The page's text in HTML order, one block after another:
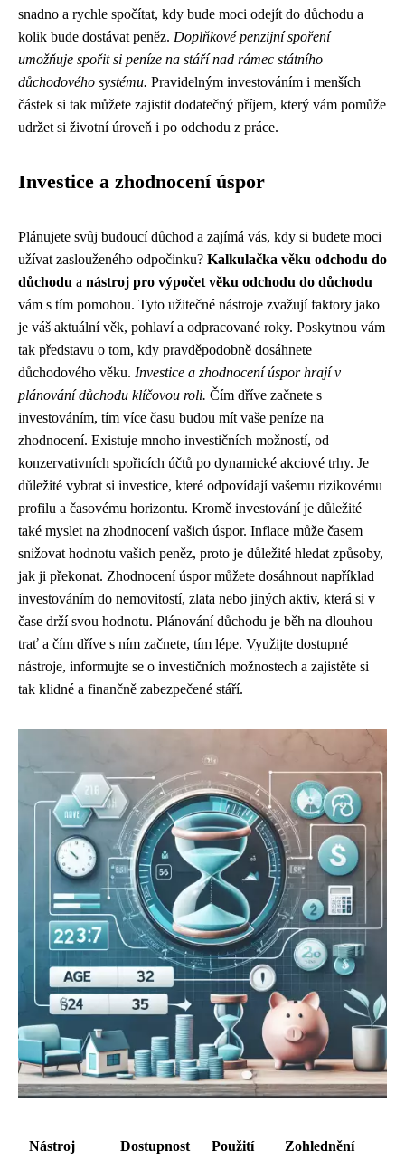
snadno a rychle spočítat, kdy bude moci odejít do důchodu a
kolik bude dostávat peněz. Doplňkové penzijní spoření
umožňuje spořit si peníze na stáří nad rámec státního
důchodového systému. Pravidelným investováním i menších
částek si tak můžete zajistit dodatečný příjem, který vám pomůže
udržet si životní úroveň i po odchodu z práce.
Investice a zhodnocení úspor
Plánujete svůj budoucí důchod a zajímá vás, kdy si budete moci
užívat zaslouženého odpočinku? Kalkulačka věku odchodu do
důchodu a nástroj pro výpočet věku odchodu do důchodu
vám s tím pomohou. Tyto užitečné nástroje zvažují faktory jako
je váš aktuální věk, pohlaví a odpracované roky. Poskytnou vám
tak představu o tom, kdy pravděpodobně dosáhnete
důchodového věku. Investice a zhodnocení úspor hrají v
plánování důchodu klíčovou roli. Čím dříve začnete s
investováním, tím více času budou mít vaše peníze na
zhodnocení. Existuje mnoho investičních možností, od
konzervativních spořicích účtů po dynamické akciové trhy. Je
důležité vybrat si investice, které odpovídají vašemu rizikovému
profilu a časovému horizontu. Kromě investování je důležité
také myslet na zhodnocení vašich úspor. Inflace může časem
snižovat hodnotu vašich peněz, proto je důležité hledat způsoby,
jak ji překonat. Zhodnocení úspor můžete dosáhnout například
investováním do nemovitostí, zlata nebo jiných aktiv, která si v
čase drží svou hodnotu. Plánování důchodu je běh na dlouhou
trať a čím dříve s ním začnete, tím lépe. Využijte dostupné
nástroje, informujte se o investičních možnostech a zajistěte si
tak klidné a finančně zabezpečené stáří.
Nástroj Dostupnost
Použití
Zohlednění